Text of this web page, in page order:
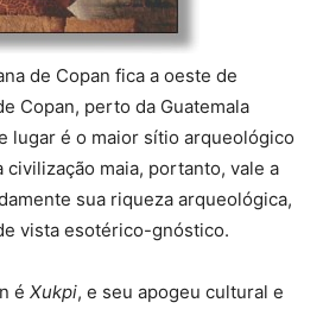
de Copan fica a oeste de
Copan, perto da Guatemala
lugar é o maior sítio arqueológico
maia, portanto, vale a
sua riqueza arqueológica,
vista esotérico-gnóstico.
é Xukpi, e seu apogeu cultural e